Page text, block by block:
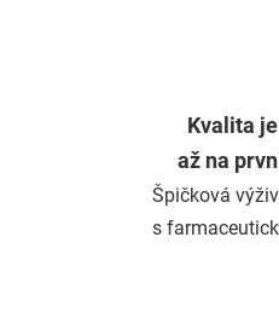
Kvalita
až na
Špičková
s